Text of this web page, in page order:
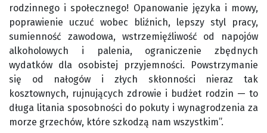
rodzinnego i społecznego! Opanowanie języka i mowy,
poprawienie uczuć wobec bliźnich, lepszy styl pracy,
sumienność zawodowa, wstrzemięźliwość od napojów
alkoholowych i palenia, ograniczenie zbędnych
wydatków dla osobistej przyjemności. Powstrzymanie
się od nałogów i złych skłonności nieraz tak
kosztownych, rujnujących zdrowie i budżet rodzin — to
długa litania sposobności do pokuty i wynagrodzenia za
morze grzechów, które szkodzą nam wszystkim”.